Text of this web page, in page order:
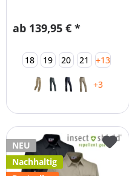
ab 139,95 € *
18 19 20 21 +13
+3
NEU
Nachhaltig